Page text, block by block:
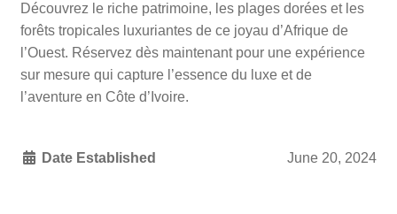
Découvrez le riche patrimoine, les plages dorées et les
forêts tropicales luxuriantes de ce joyau d’Afrique de
l’Ouest. Réservez dès maintenant pour une expérience
sur mesure qui capture l’essence du luxe et de
l’aventure en Côte d’Ivoire.
Date Established June 20, 2024